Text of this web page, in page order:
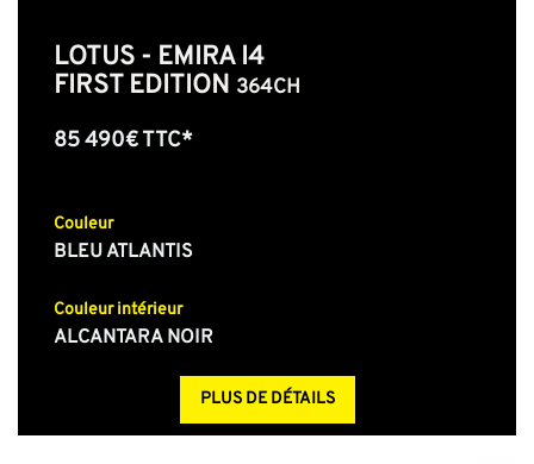
LOTUS - EMIRA I4
FIRST EDITION 364CH
85 490€ TTC*
Couleur
BLEU ATLANTIS
Couleur intérieur
ALCANTARA NOIR
PLUS DE DÉTAILS